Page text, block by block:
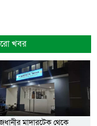
খবর
মাদারটেক থেকে